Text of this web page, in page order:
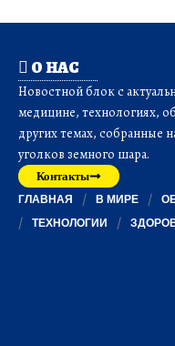
О НАС
Новостной блок с
медицине, технологиях,
других темах, собранные
уголков земного шара.
Контакты
ГЛАВНАЯ В МИРЕ
ТЕХНОЛОГИИ